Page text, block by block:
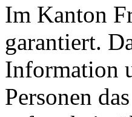
Im Kanton
garantiert.
Information
Personen